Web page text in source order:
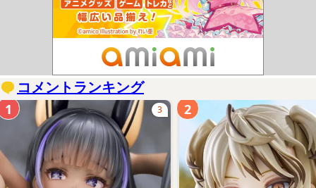
コメントランキング
3
1 2